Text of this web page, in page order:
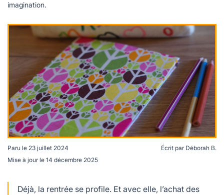
plus de recyclage
imagination.
Les pochettes en tissu constituent une bonne alternative
aux cahiers avec couverture en plastique. Crédits
Paru le 23 juillet 2024
Mise à jour le 14 décembre 2025
Écrit par Déborah B.
Déjà, la rentrée se profile. Et avec elle, l’achat des